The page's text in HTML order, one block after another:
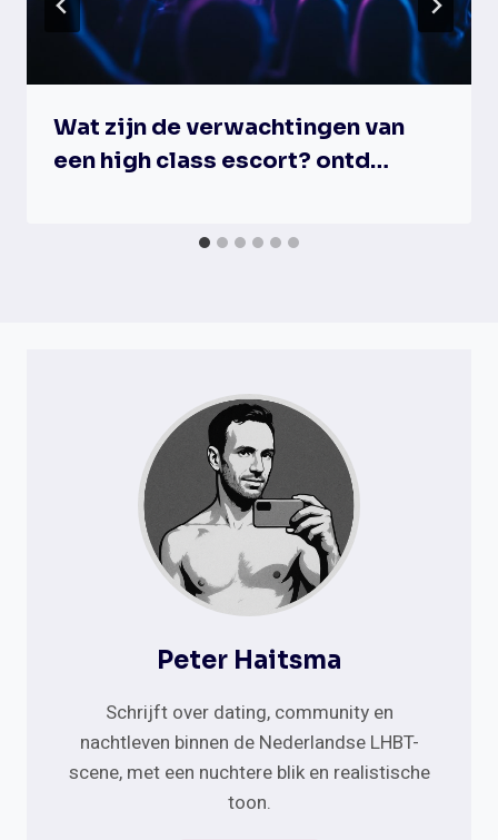
Wat zijn de verwachtingen van
een high class escort? ontd…
Peter Haitsma
Schrijft over dating, community en
nachtleven binnen de Nederlandse LHBT-
scene, met een nuchtere blik en realistische
toon.